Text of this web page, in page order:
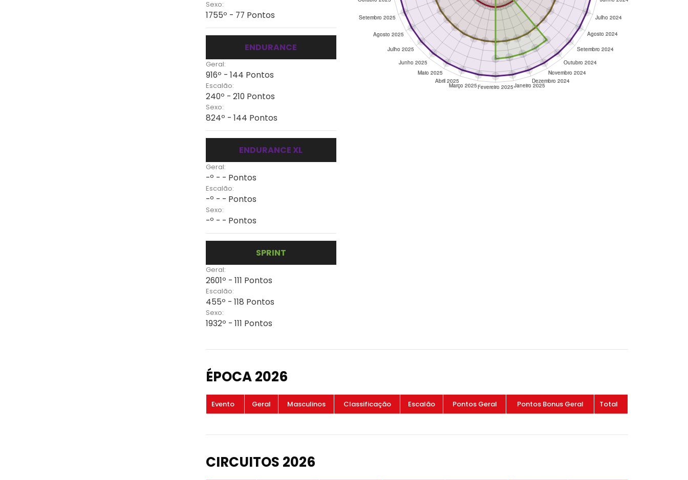
Sexo:
1755º - 77 Pontos
ENDURANCE
Geral:
916º - 144 Pontos
Escalão:
240º - 210 Pontos
Sexo:
824º - 144 Pontos
ENDURANCE XL
Geral:
-º - - Pontos
Escalão:
-º - - Pontos
Sexo:
-º - - Pontos
SPRINT
Geral:
2601º - 111 Pontos
Escalão:
455º - 118 Pontos
Sexo:
1932º - 111 Pontos
ÉPOCA 2026
Evento Geral Masculinos Classificação Escalão Pontos Geral Pontos Bonus Geral Total
CIRCUITOS 2026